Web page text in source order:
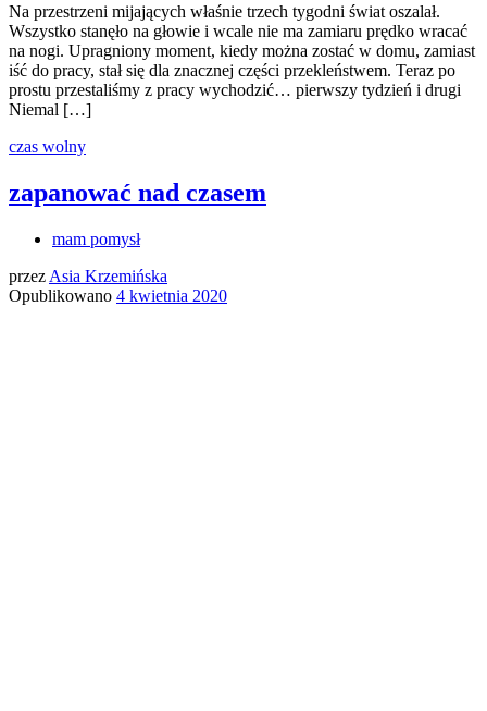
Na przestrzeni mijających właśnie trzech tygodni świat oszalał.
Wszystko stanęło na głowie i wcale nie ma zamiaru prędko wracać
na nogi. Upragniony moment, kiedy można zostać w domu, zamiast
iść do pracy, stał się dla znacznej części przekleństwem. Teraz po
prostu przestaliśmy z pracy wychodzić… pierwszy tydzień i drugi
Niemal […]
czas wolny
zapanować nad czasem
mam pomysł
przez Asia Krzemińska
Opublikowano 4 kwietnia 2020